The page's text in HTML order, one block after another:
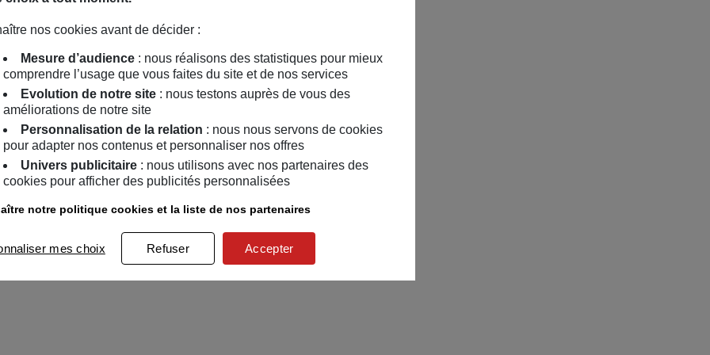
nos cookies avant de décider :
Mesure d’audience : nous réalisons des statistiques pour mieux
comprendre l’usage que vous faites du site et de nos services
Evolution de notre site : nous testons auprès de vous des
améliorations de notre site
Personnalisation de la relation : nous nous servons de cookies
pour adapter nos contenus et personnaliser nos offres
Univers publicitaire : nous utilisons avec nos partenaires des
cookies pour afficher des publicités personnalisées
notre politique cookies et la liste de nos partenaires
mes choix Refuser Accepter